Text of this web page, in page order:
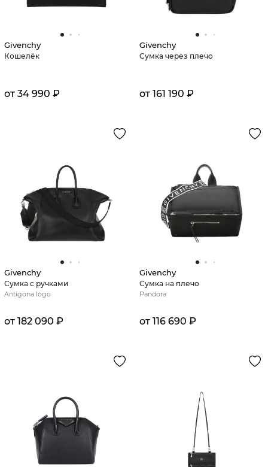
Givenchy
Кошелёк
от 34 990 ₽
Givenchy
Сумка через плечо
от 161 190 ₽
Givenchy
Сумка с ручками
Antigona logo
от 182 090 ₽
Givenchy
Сумка на плечо
Pandora
от 116 690 ₽